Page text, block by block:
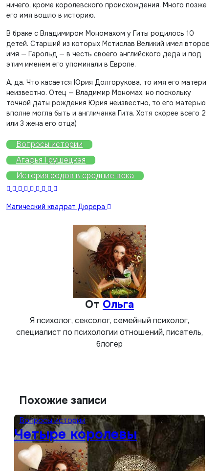
ничего, кроме королевского происхождения. Много позже
его имя вошло в историю.
В браке с Владимиром Мономахом у Гиты родилось 10
детей. Старший из которых Мстислав Великий имел второе
имя — Гарольд — в честь своего английского деда и под
этим именем его упоминали в Европе.
А, да. Что касается Юрия Долгорукова, то имя его матери
неизвестно. Отец — Владимир Мономах, но поскольку
точной даты рождения Юрия неизвестно, то его матерью
вполне могла быть и англичанка Гита. Хотя скорее всего 2
или 3 жена его отца)
Вопросы истории
Агафья Грушецкая
История родов в средние века
Навигация
Магический квадрат Дюрера
От Ольга
Я психолог, сексолог, семейный психолог,
специалист по психологии отношений, писатель,
блогер
Похожие записи
Вопросы истории
Четыре королевы